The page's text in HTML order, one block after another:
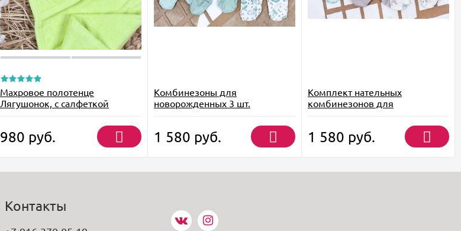
Махровое полотенце
Лягушонок, с салфеткой
980 руб.
Комбинезоны для
новорожденных 3 шт.
1 580 руб.
Комплект нательных
комбинезонов для
1 580 руб.
Контакты